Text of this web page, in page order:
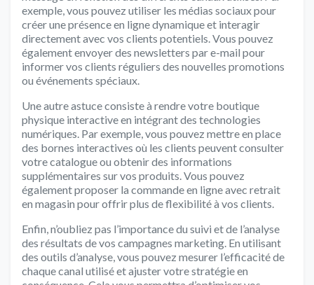
exemple, vous pouvez utiliser les médias sociaux pour
créer une présence en ligne dynamique et interagir
directement avec vos clients potentiels. Vous pouvez
également envoyer des newsletters par e-mail pour
informer vos clients réguliers des nouvelles promotions
ou événements spéciaux.
Une autre astuce consiste à rendre votre boutique
physique interactive en intégrant des technologies
numériques. Par exemple, vous pouvez mettre en place
des bornes interactives où les clients peuvent consulter
votre catalogue ou obtenir des informations
supplémentaires sur vos produits. Vous pouvez
également proposer la commande en ligne avec retrait
en magasin pour offrir plus de flexibilité à vos clients.
Enfin, n’oubliez pas l’importance du suivi et de l’analyse
des résultats de vos campagnes marketing. En utilisant
des outils d’analyse, vous pouvez mesurer l’efficacité de
chaque canal utilisé et ajuster votre stratégie en